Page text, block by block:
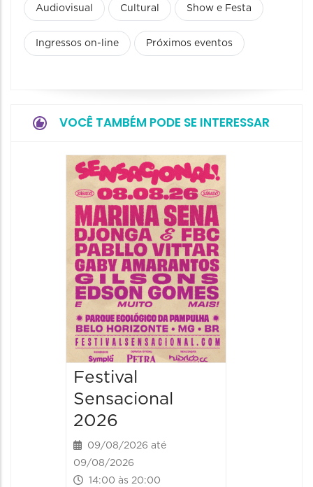
Audiovisual Cultural Show e Festa
Ingressos on-line Próximos eventos
VOCÊ TAMBÉM PODE SE INTERESSAR
Festival
Sensacional
2026
09/08/2026 até
09/08/2026
14:00 às 20:00